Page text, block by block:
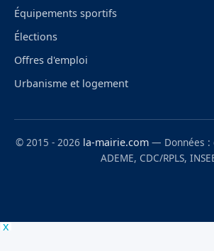
Équipements sportifs
Élections
Offres d'emploi
Urbanisme et logement
© 2015 - 2026 la-mairie.com — Données :
ADEME, CDC/RPLS,
x